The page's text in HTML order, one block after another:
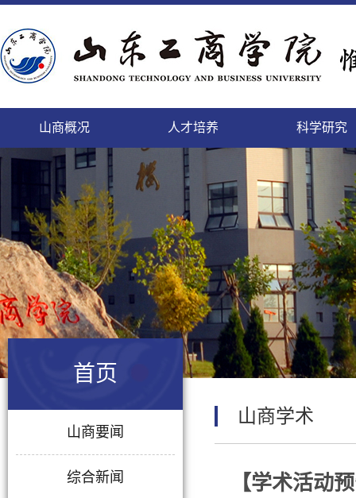
山商概况
精神文明的校园，培养人才的学园
个性发展的乐园，陶冶情操的花园
山商
人才培养
致天下之治者在人才
师者，教之以事而喻诸德
本科生
科学研究
科学研究的进展及其日益扩
充的领域将唤起我们的希望
科研
登高而望远，临海而心阔
依山傍海的她，美景如画，恰如你的风华
正茂
本科生
缓缓西风来，渐渐东风暖
携手赢天下，同创新未来
国内
勤于道义,刚健而日新
这日新月异的变化,来自我们对美好的执着
追求
教工
面朝大海，静待你来
这里有你我最美的梦
人事
微笑最具魅力
细节成就完美
后勤
首页
山商要闻
综合新闻
山商学术
【学术活动